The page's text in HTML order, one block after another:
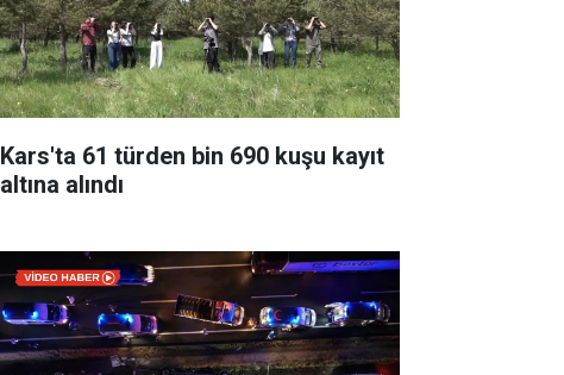
Kars'ta 61 türden bin 690 kuşu kayıt
altına alındı